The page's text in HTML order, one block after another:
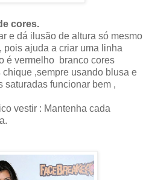
cores.
e dá ilusão de altura só mesmo
pois ajuda a criar uma linha
é vermelho branco cores
,sempre usando blusa e
saturadas funcionar bem ,
vestir : Mantenha cada